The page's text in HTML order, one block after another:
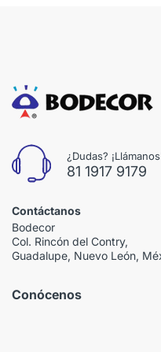
¿Dudas?
81 1917 9179
Contáctanos
Bodecor
Col. Rincón del Contry,
Guadalupe, Nuevo León,
Conócenos